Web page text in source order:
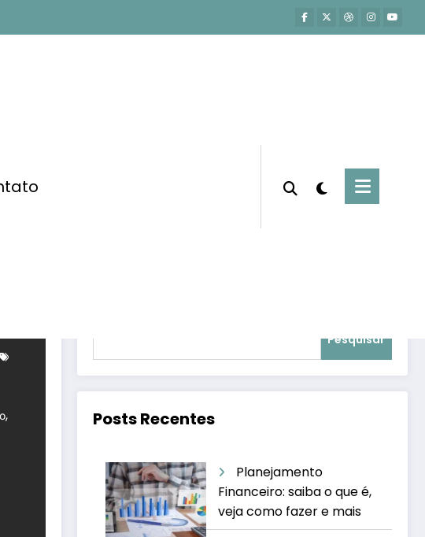
Página inicial
melhores produtos para vender como afiliado
,
Pesquisar
Posts Recentes
Planejamento
Financeiro: saiba o que é,
veja como fazer e mais